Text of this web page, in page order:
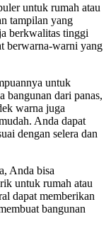
untuk rumah atau
tampilan yang
berkwalitas tinggi
berwarna-warni yang
untuk
bangunan dari panas,
warna juga
Anda dapat
dengan selera dan
Anda bisa
untuk rumah atau
dapat memberikan
bangunan